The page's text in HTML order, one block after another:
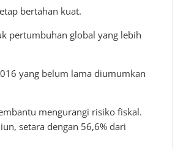
bertahan kuat.
pertumbuhan global yang lebih
yang belum lama diumumkan
mengurangi risiko fiskal.
setara dengan 56,6% dari